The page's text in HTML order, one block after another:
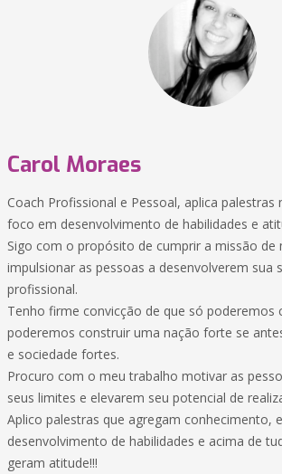
Carol Moraes
Coach Profissional e Pessoal, aplica
foco em desenvolvimento de habilidades e
Sigo com o propósito de cumprir a missão de
impulsionar as pessoas a desenvolverem sua
profissional.
Tenho firme convicção de que só poderemos
poderemos construir uma nação forte se
e sociedade fortes.
Procuro com o meu trabalho motivar as
seus limites e elevarem seu potencial de
Aplico palestras que agregam conhecimento,
desenvolvimento de habilidades e acima de
geram atitude!!!